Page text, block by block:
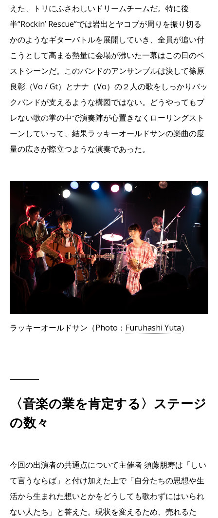
えた、トリにふさわしいドリームチームだ。特に後
半“Rockin’ Rescue”では岩出とヤコブが周りを振り切る
かのようなギターバトルを展開していき、全員が追い付
こうとして高まる熱量に会場が沸いた一幕はこの日のベ
ストシーンだ。このバンドのアンサンブルは決して篠原
良彰（Vo / Gt）とナナ（Vo）の２人の歌をしっかりバッ
クバンドが支えるような構図ではない。どうやってもブ
レない歌の掌の中で演奏陣が心置きなくローリングスト
ーンしていって、結果ラッキーオールドサンの楽曲の度
量の広さが際立つような演奏であった。
ラッキーオールドサン（Photo： Furuhashi Yuta）
〈音楽の業を肯定する〉ステージ
の数々
今回の出演者の共通点について主催者 須藤朋寿は「しい
て言うならば」と付け加えた上で「自分たちの思想や生
活から生まれた想いとかをどうしても歌わずにはいられ
ない人たち」と答えた。現状を変えるため、売れるた